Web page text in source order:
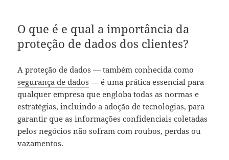
O que é e qual a importância da
proteção de dados dos clientes?
A proteção de dados — também conhecida como
segurança de dados — é uma prática essencial para
qualquer empresa que engloba todas as normas e
estratégias, incluindo a adoção de tecnologias, para
garantir que as informações confidenciais coletadas
pelos negócios não sofram com roubos, perdas ou
vazamentos.